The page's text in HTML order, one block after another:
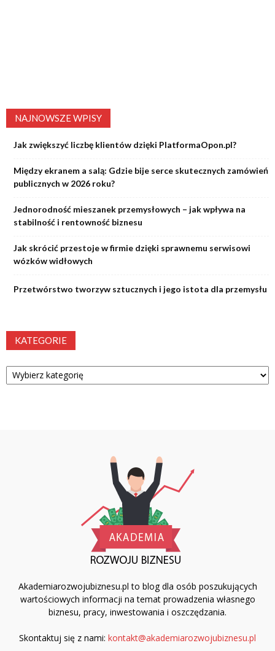
NAJNOWSZE WPISY
Jak zwiększyć liczbę klientów dzięki PlatformaOpon.pl?
Między ekranem a salą: Gdzie bije serce skutecznych zamówień
publicznych w 2026 roku?
Jednorodność mieszanek przemysłowych – jak wpływa na
stabilność i rentowność biznesu
Jak skrócić przestoje w firmie dzięki sprawnemu serwisowi
wózków widłowych
Przetwórstwo tworzyw sztucznych i jego istota dla przemysłu
KATEGORIE
Kategorie
Akademiarozwojubiznesu.pl to blog dla osób poszukujących
wartościowych informacji na temat prowadzenia własnego
biznesu, pracy, inwestowania i oszczędzania.
Skontaktuj się z nami: kontakt@akademiarozwojubiznesu.pl